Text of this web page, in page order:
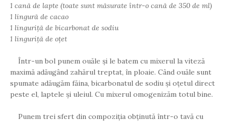
1 cană de lapte (toate sunt măsurate într-o cană de 350 de ml)
1 lingură de cacao
1 linguriță de bicarbonat de sodiu
1 linguriță de oțet
Într-un bol punem ouăle și le batem cu mixerul la viteză
maximă adăugând zahărul treptat, în ploaie. Când ouăle sunt
spumate adăugăm făina, bicarbonatul de sodiu și oțetul direct
peste el, laptele și uleiul. Cu mixerul omogenizăm totul bine.
Punem trei sfert din compoziția obținută într-o tavă cu